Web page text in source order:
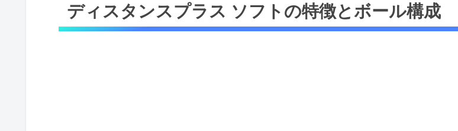
ディスタンスプラス ソフトの特徴とボール構成